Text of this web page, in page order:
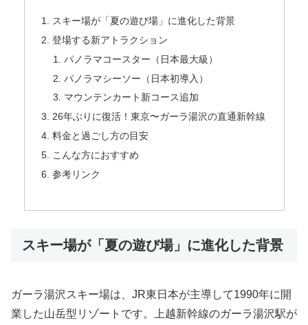
スキー場が「夏の遊び場」に進化した背景
登場する新アトラクション
パノラマコースター（日本最大級）
パノラマシーソー（日本初導入）
マウンテンカート新コース追加
26年ぶりに復活！東京〜ガーラ湯沢の直通新幹線
料金と過ごし方の目安
こんな方におすすめ
参考リンク
スキー場が「夏の遊び場」に進化した背景
ガーラ湯沢スキー場は、JR東日本が主導して1990年に開
業した山岳型リゾートです。上越新幹線のガーラ湯沢駅が